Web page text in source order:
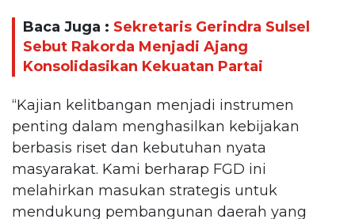
Baca Juga : Sekretaris Gerindra Sulsel
Sebut Rakorda Menjadi Ajang
Konsolidasikan Kekuatan Partai
“Kajian kelitbangan menjadi instrumen
penting dalam menghasilkan kebijakan
berbasis riset dan kebutuhan nyata
masyarakat. Kami berharap FGD ini
melahirkan masukan strategis untuk
mendukung pembangunan daerah yang